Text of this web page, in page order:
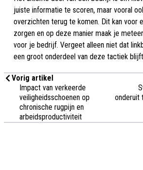
juiste informatie te scoren, maar vooral
overzichten terug te komen. Dit kan voor
zorgen en op deze manier maak je
voor je bedrijf. Vergeet alleen niet dat
een groot onderdeel van deze tactiek
Vorig artikel
Impact van verkeerde
veiligheidsschoenen op
chronische rugpijn en
arbeidsproductiviteit
onderuit